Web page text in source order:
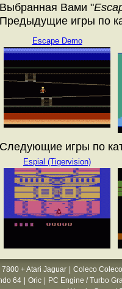
Выбранная Вами "
Предыдущие игры по
Escape Demo
Следующие игры по
Espial (Tigervision)
+ Atari Jaguar
Coleco
64 Oric
PC Engine / Turbo